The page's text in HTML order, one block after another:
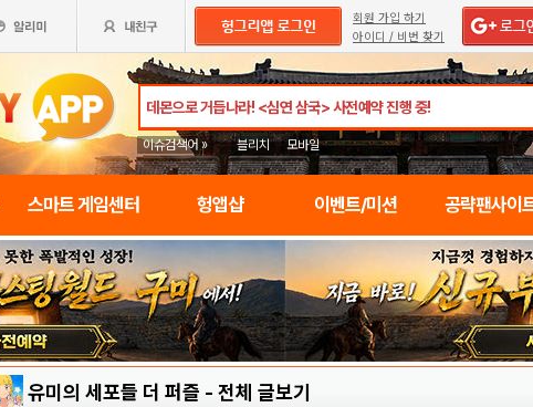
회원 가입 하기
아이디 / 비번 찾기
이슈검색어 » 블리치 모바일
스마트 게임센터 헝앱샵 이벤트/미션 공략팬사이
유미의 세포들 더 퍼즐 - 전체 글보기